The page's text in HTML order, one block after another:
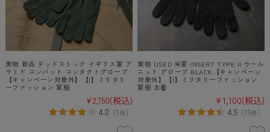
実物 新品 デッドストック イギリス軍 ア
ラミド コンバット コンタクトグローブ
【キャンペーン対象外】【I】ミリタリ
ーファッション 軍服
¥2,750(税込)
4.0 （1件）
実物 USED 米軍 INSERT TYPE II ウール
ニット グローブ BLACK【キャンペーン
対象外】【I】ミリタリーファッション
軍服 古着
¥1,100(税込)
4.5 （15件）